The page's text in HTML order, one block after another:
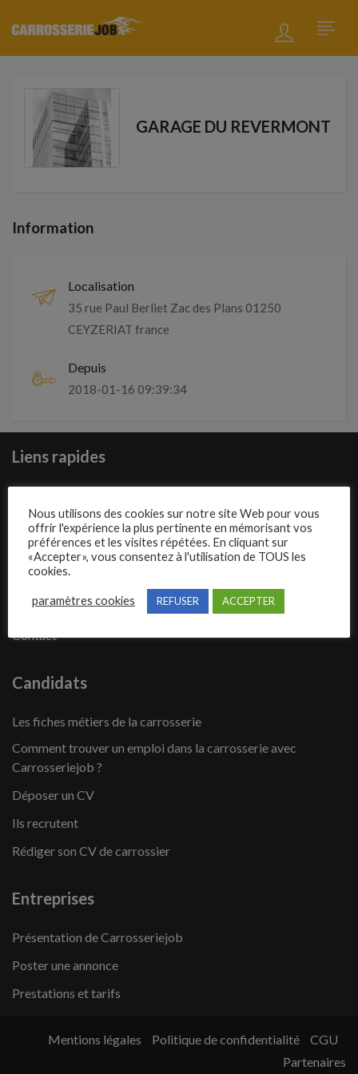
GARAGE DU REVERMONT
Information
Localisation
35 rue Paul Berliet Zac des Plans 01250
CEYZERIAT france
Depuis
2018-01-16 09:39:34
Liens rapides
Poster une annonce
Offres d’emploi
Questions fréquentes
Blog
Contact
Candidats
Les fiches métiers de la carrosserie
Comment trouver un emploi dans la carrosserie avec
Carrosseriejob ?
Déposer un CV
Ils recrutent
Rédiger son CV de carrossier
Entreprises
Présentation de Carrosseriejob
Poster une annonce
Prestations et tarifs
Mentions légales Politique de confidentialité
CGU
Partenaires
Nous utilisons des cookies sur notre site Web pour vous
offrir l'expérience la plus pertinente en mémorisant vos
préférences et les visites répétées. En cliquant sur
«Accepter», vous consentez à l'utilisation de TOUS les
cookies.
paramètres cookies REFUSER ACCEPTER